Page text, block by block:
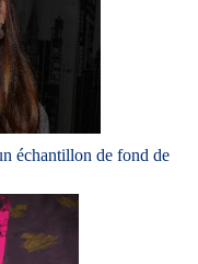
échantillon de fond de